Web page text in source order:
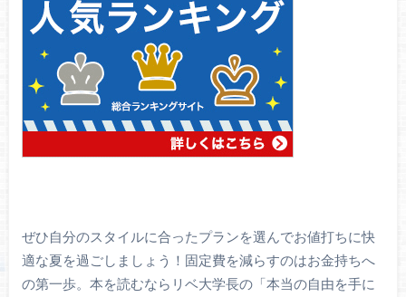
ぜひ自分のスタイルに合ったプランを選んでお値打ちに快
適な夏を過ごしましょう！固定費を減らすのはお金持ちへ
の第一歩。本を読むならリベ大学長の「本当の自由を手に